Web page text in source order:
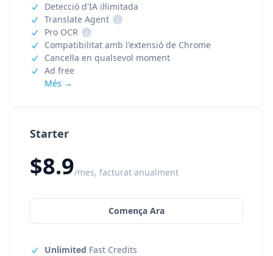
Starter
$8.9/mes, facturat anualment
Comença Ara
Unlimited Fast Credits
Detecció d'IA il·limitada
Translate Agent
i
Pro OCR
i
Compatibilitat amb l'extensió de Chrome
Cancel·la en qualsevol moment
Ad free
Més →